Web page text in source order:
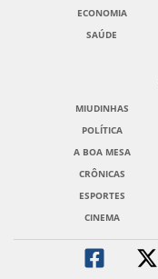
ECONOMIA
SAÚDE
MIUDINHAS
POLÍTICA
A BOA MESA
CRÔNICAS
ESPORTES
CINEMA